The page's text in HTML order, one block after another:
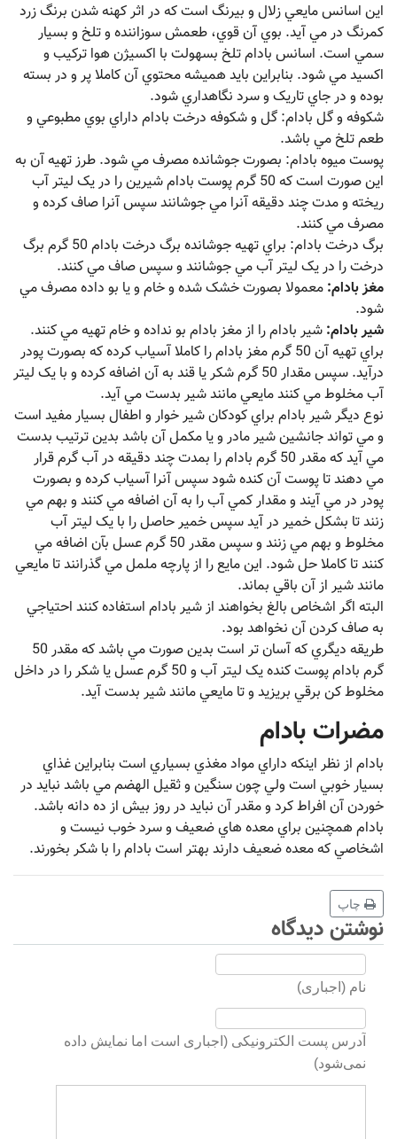
اين اسانس مايعي زلال و بيرنگ است که در اثر کهنه شدن برنگ زرد
کمرنگ در مي آيد. بوي آن قوي، طعمش سوزاننده و تلخ و بسيار
سمي است. اسانس بادام تلخ بسهولت با اکسيژن هوا ترکيب و
اکسيد مي شود. بنابراين بايد هميشه محتوي آن کاملا پر و در بسته
بوده و در جاي تاريک و سرد نگاهداري شود.
شکوفه و گل بادام: گل و شکوفه درخت بادام داراي بوي مطبوعي و
طعم تلخ مي باشد.
پوست ميوه بادام: بصورت جوشانده مصرف مي شود. طرز تهيه آن به
اين صورت است که 50 گرم پوست بادام شيرين را در يک ليتر آب
ريخته و مدت چند دقيقه آنرا مي جوشانند سپس آنرا صاف کرده و
مصرف مي کنند.
برگ درخت بادام: براي تهيه جوشانده برگ درخت بادام 50 گرم برگ
درخت را در يک ليتر آب مي جوشانند و سپس صاف مي کنند.
مغز بادام: معمولا بصورت خشک شده و خام و يا بو داده مصرف مي
شود.
شير بادام: شير بادام را از مغز بادام بو نداده و خام تهيه مي کنند.
براي تهيه آن 50 گرم مغز بادام را کاملا آسياب کرده که بصورت پودر
درآيد. سپس مقدار 50 گرم شکر يا قند به آن اضافه کرده و با يک ليتر
آب مخلوط مي کنند مايعي مانند شير بدست مي آيد.
نوع ديگر شير بادام براي کودکان شير خوار و اطفال بسيار مفيد است
و مي تواند جانشين شير مادر و يا مکمل آن باشد بدين ترتيب بدست
مي آيد که مقدر 50 گرم بادام را بمدت چند دقيقه در آب گرم قرار
مي دهند تا پوست آن کنده شود سپس آنرا آسياب کرده و بصورت
پودر در مي آيند و مقدار کمي آب را به آن اضافه مي کنند و بهم مي
زنند تا بشکل خمير در آيد سپس خمير حاصل را با يک ليتر آب
مخلوط و بهم مي زنند و سپس مقدر 50 گرم عسل بآن اضافه مي
کنند تا کاملا حل شود. اين مايع را از پارچه ململ مي گذرانند تا مايعي
مانند شير از آن باقي بماند.
البته اگر اشخاص بالغ بخواهند از شير بادام استفاده کنند احتياجي
به صاف کردن آن نخواهد بود.
طريقه ديگري که آسان تر است بدين صورت مي باشد که مقدر 50
گرم بادام پوست کنده يک ليتر آب و 50 گرم عسل يا شکر را در داخل
مخلوط کن برقي بريزيد و تا مايعي مانند شير بدست آيد.
مضرات بادام
بادام از نظر اينکه داراي مواد مغذي بسياري است بنابراين غذاي
بسيار خوبي است ولي چون سنگين و ثقيل الهضم مي باشد نبايد در
خوردن آن افراط کرد و مقدر آن نبايد در روز بيش از ده دانه باشد.
بادام همچنين براي معده هاي ضعيف و سرد خوب نيست و
اشخاصي که معده ضعيف دارند بهتر است بادام را با شکر بخورند.
چاپ
نوشتن دیدگاه
نام (اجباری)
آدرس پست الکترونیکی (اجباری است اما نمایش داده
نمی‌شود)